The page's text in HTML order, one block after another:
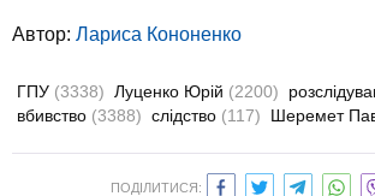
Автор: Лариса Кононенко
ГПУ (3338) Луценко Юрій (2200)
вбивство (3388) слідство (117) Шеремет
ПОДІЛИТИСЯ: